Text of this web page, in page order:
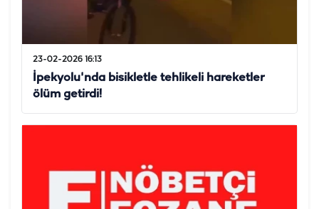
23-02-2026 16:13
İpekyolu'nda bisikletle tehlikeli hareketler
ölüm getirdi!